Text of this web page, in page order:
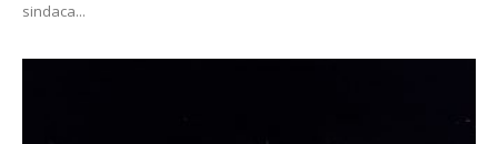
sindaca...